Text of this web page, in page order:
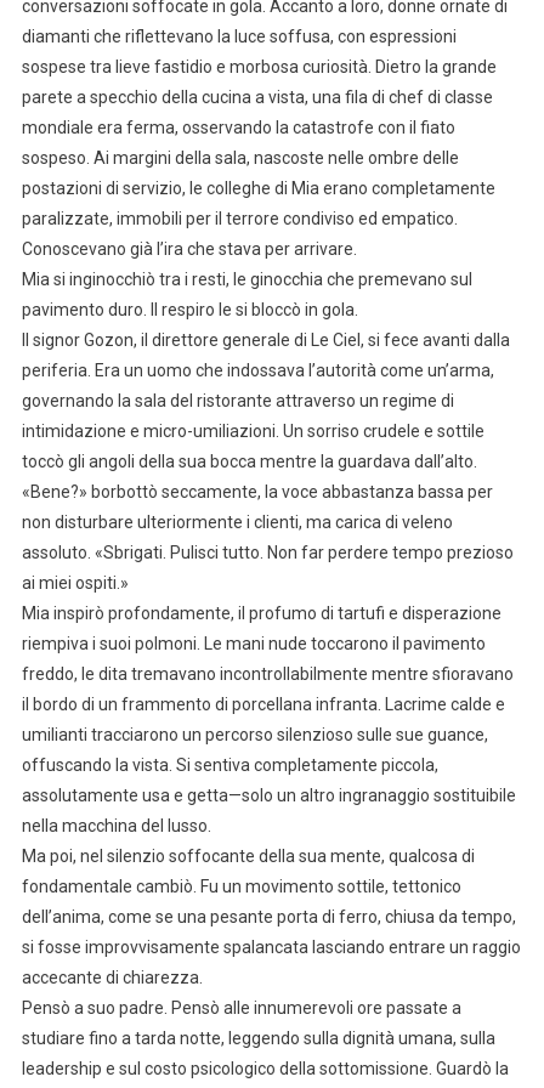
conversazioni soffocate in gola. Accanto a loro, donne ornate di
diamanti che riflettevano la luce soffusa, con espressioni
sospese tra lieve fastidio e morbosa curiosità. Dietro la grande
parete a specchio della cucina a vista, una fila di chef di classe
mondiale era ferma, osservando la catastrofe con il fiato
sospeso. Ai margini della sala, nascoste nelle ombre delle
postazioni di servizio, le colleghe di Mia erano completamente
paralizzate, immobili per il terrore condiviso ed empatico.
Conoscevano già l’ira che stava per arrivare.
Mia si inginocchiò tra i resti, le ginocchia che premevano sul
pavimento duro. Il respiro le si bloccò in gola.
Il signor Gozon, il direttore generale di Le Ciel, si fece avanti dalla
periferia. Era un uomo che indossava l’autorità come un’arma,
governando la sala del ristorante attraverso un regime di
intimidazione e micro-umiliazioni. Un sorriso crudele e sottile
toccò gli angoli della sua bocca mentre la guardava dall’alto.
«Bene?» borbottò seccamente, la voce abbastanza bassa per
non disturbare ulteriormente i clienti, ma carica di veleno
assoluto. «Sbrigati. Pulisci tutto. Non far perdere tempo prezioso
ai miei ospiti.»
Mia inspirò profondamente, il profumo di tartufi e disperazione
riempiva i suoi polmoni. Le mani nude toccarono il pavimento
freddo, le dita tremavano incontrollabilmente mentre sfioravano
il bordo di un frammento di porcellana infranta. Lacrime calde e
umilianti tracciarono un percorso silenzioso sulle sue guance,
offuscando la vista. Si sentiva completamente piccola,
assolutamente usa e getta—solo un altro ingranaggio sostituibile
nella macchina del lusso.
Ma poi, nel silenzio soffocante della sua mente, qualcosa di
fondamentale cambiò. Fu un movimento sottile, tettonico
dell’anima, come se una pesante porta di ferro, chiusa da tempo,
si fosse improvvisamente spalancata lasciando entrare un raggio
accecante di chiarezza.
Pensò a suo padre. Pensò alle innumerevoli ore passate a
studiare fino a tarda notte, leggendo sulla dignità umana, sulla
leadership e sul costo psicologico della sottomissione. Guardò la